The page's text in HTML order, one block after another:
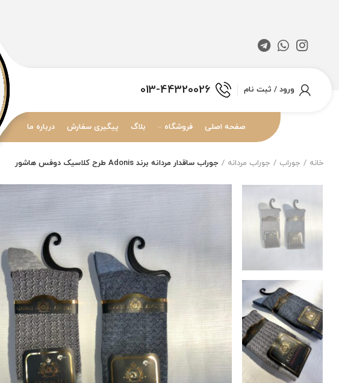
ورود / ثبت نام 013-44320026
صفحه اصلی فروشگاه بلاگ پیگیری سفارش درباره ما
خانه جوراب جوراب مردانه جوراب ساقدار مردانه برند Adonis طرح کلاسیک دوفس هاشور